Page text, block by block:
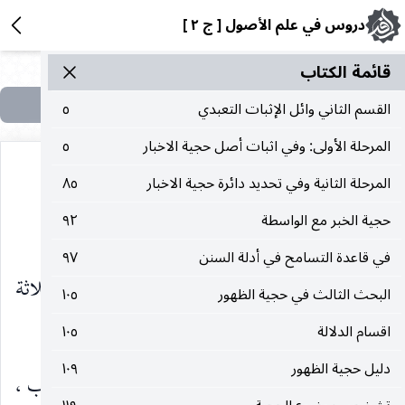
دروس في علم الأصول [ ج ٢ ]
قائمة الکتاب
القسم الثاني وائل الإثبات التعبدي
٥
المرحلة الأولى: وفي اثبات أصل حجية الاخبار
٥
المرحلة الثانية وفي تحديد دائرة حجية الاخبار
٨٥
حجية الخبر مع الواسطة
٩٢
في قاعدة التسامح في أدلة السنن
٩٧
البحث الثالث في حجية الظهور
١٠٥
اقسام الدلالة
١٠٥
دليل حجية الظهور
١٠٩
(المسئوليّة تجاه القيود والمقدّمات)
تنقسم المقدّمات الدخيلة في الواجب الشرعي الى ثلاثة
اقسام :
الاوّل : المقدمات التي تتوقف عليها فعلية الوجوب ،